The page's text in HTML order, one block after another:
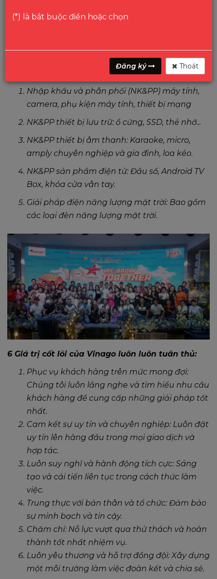
Danh mục các sản phẩm phân phối của Vinago:
Nhập khẩu và phân phối (NK&PP) máy tính,
camera, phụ kiện máy tính, thiết bị mạng
NK&PP thiết bị lưu trữ: ổ cứng, SSD, thẻ nhớ...
NK&PP thiết bị âm thanh: Karaoke, micro,
amply chuyên nghiệp và gia đình, loa kéo.
NK&PP sản phẩm điện tử: Đầu số, Android TV
Box, khóa cửa vân tay.
Giải pháp điện năng lượng mặt trời: Bao gồm
các loại đèn năng lượng mặt trời.
6 Giá trị cốt lõi của Vinago luôn luôn tuân thủ:
Phục vụ khách hàng trên mức mong đợi:
Chúng tôi luôn lắng nghe và tìm hiểu nhu cầu
khách hàng để cung cấp những giải pháp tốt
nhất.
Cam kết sự uy tín và chuyên nghiệp: Luôn đặt
uy tín lên hàng đầu trong mọi giao dịch và
hợp tác.
Luôn suy nghĩ và hành động tích cực: Sáng
tạo và cải tiến liên tục trong cách thức làm
việc.
Trung thực với bản thân và tổ chức: Đảm bảo
sự minh bạch và tin cậy.
Chăm chỉ: Nỗ lực vượt qua thử thách và hoàn
thành tốt nhất nhiệm vụ.
Luôn yêu thương và hỗ trợ đồng đội: Xây dựng
một môi trường làm việc đoàn kết và chia sẻ.
(*) là bắt buộc điền hoặc chọn
Đăng ký Thoát